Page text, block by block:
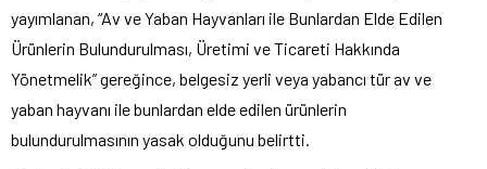
yayımlanan, “Av ve Yaban Hayvanları ile Bunlardan Elde Edilen
Ürünlerin Bulundurulması, Üretimi ve Ticareti Hakkında
Yönetmelik” gereğince, belgesiz yerli veya yabancı tür av ve
yaban hayvanı ile bunlardan elde edilen ürünlerin
bulundurulmasının yasak olduğunu belirtti.